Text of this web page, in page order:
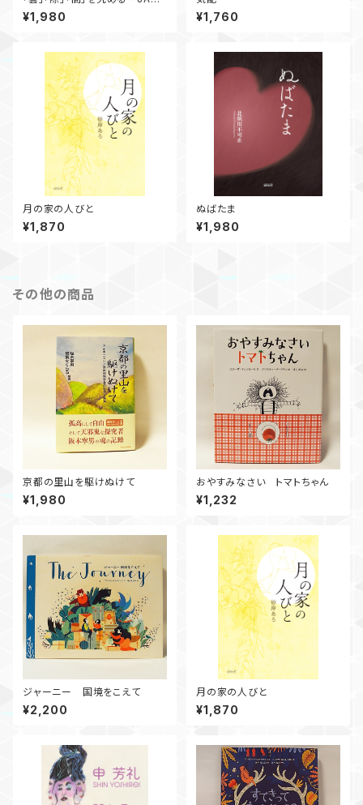
O三十年の歩み～
¥1,980 ¥1,760
月の家の人びと
¥1,870
ぬばたま
¥1,980
その他の商品
京都の里山を駆けぬけて
¥1,980
おやすみなさい トマトちゃん
¥1,232
ジャーニー 国境をこえて
¥2,200
月の家の人びと
¥1,870